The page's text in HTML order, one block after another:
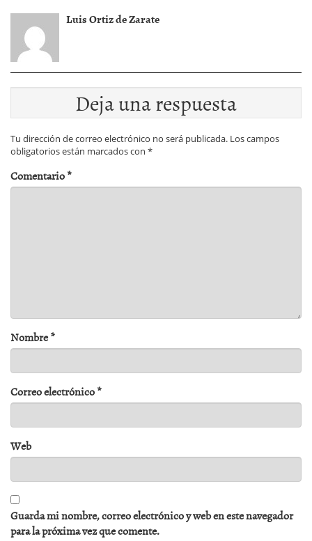
Luis Ortiz de Zarate
Deja una respuesta
Tu dirección de correo electrónico no será publicada. Los campos
obligatorios están marcados con *
Comentario*
Nombre*
Correo electrónico*
Web
Guarda mi nombre, correo electrónico y web en este navegador
para la próxima vez que comente.